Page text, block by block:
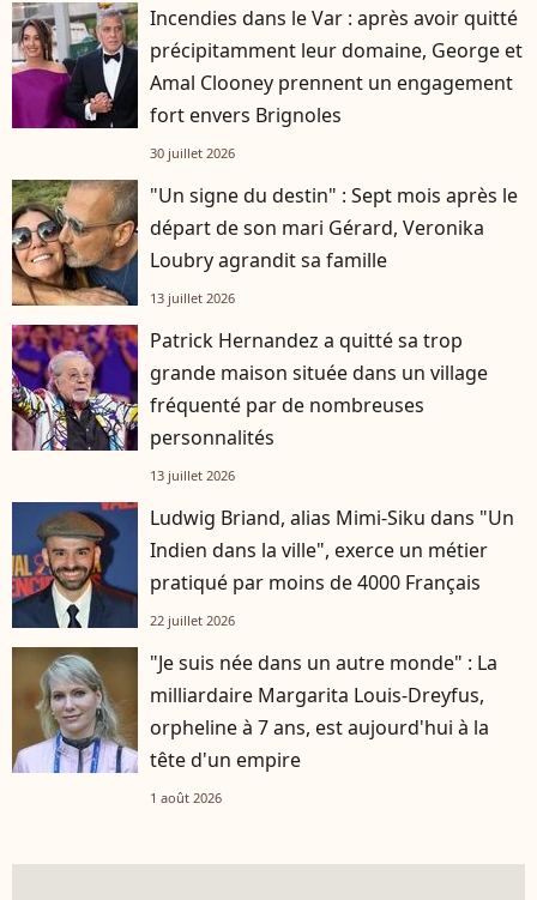
Incendies dans le Var : après avoir quitté
précipitamment leur domaine, George et
Amal Clooney prennent un engagement
fort envers Brignoles
30 juillet 2026
"Un signe du destin" : Sept mois après le
départ de son mari Gérard, Veronika
Loubry agrandit sa famille
13 juillet 2026
Patrick Hernandez a quitté sa trop
grande maison située dans un village
fréquenté par de nombreuses
personnalités
13 juillet 2026
Ludwig Briand, alias Mimi-Siku dans "Un
Indien dans la ville", exerce un métier
pratiqué par moins de 4000 Français
22 juillet 2026
"Je suis née dans un autre monde" : La
milliardaire Margarita Louis-Dreyfus,
orpheline à 7 ans, est aujourd'hui à la
tête d'un empire
1 août 2026